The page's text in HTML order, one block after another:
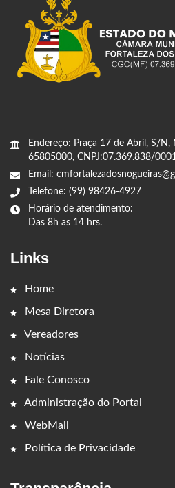
Endereço: Praça 17 de Abril, S/N,
65805000, CNPJ:07.369.838/
Email:
Telefone: (99) 98426-4927
Horário de atendimento:
Das 8h as 14 hrs.
Links
Home
Mesa Diretora
Vereadores
Notícias
Fale Conosco
Administração do Portal
WebMail
Política de Privacidade